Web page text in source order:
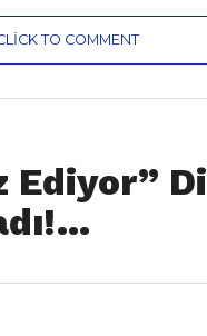
TO COMMENT
Ediyor”